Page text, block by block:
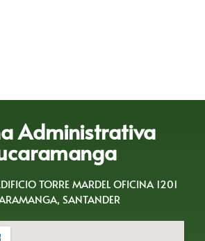
Administrativa
TORRE MARDEL OFICINA 1201
SANTANDER